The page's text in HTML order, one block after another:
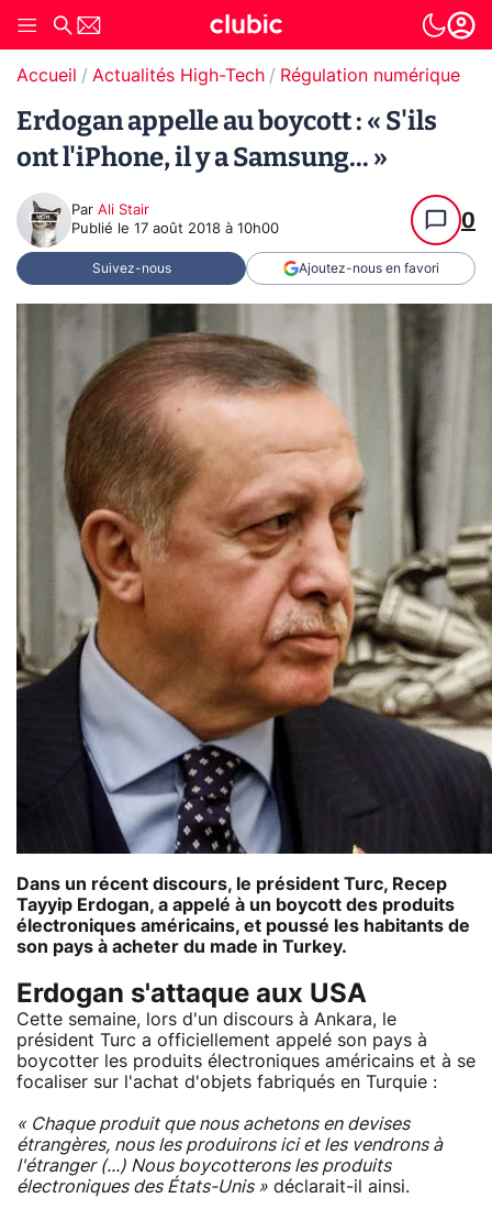
Accueil Actualités High-Tech Régulation numérique
Erdogan appelle au boycott : « S'ils
ont l'iPhone, il y a Samsung... »
Par Ali Stair
Publié le 17 août 2018 à 10h00 0
Suivez-nous Ajoutez-nous en favori
Dans un récent discours, le président Turc, Recep
Tayyip Erdogan, a appelé à un boycott des produits
électroniques américains, et poussé les habitants de
son pays à acheter du made in Turkey.
Erdogan s'attaque aux USA
Cette semaine, lors d'un discours à Ankara, le
président Turc a officiellement appelé son pays à
boycotter les produits électroniques américains et à se
focaliser sur l'achat d'objets fabriqués en Turquie :
« Chaque produit que nous achetons en devises
étrangères, nous les produirons ici et les vendrons à
l'étranger (...) Nous boycotterons les produits
électroniques des États-Unis » déclarait-il ainsi.